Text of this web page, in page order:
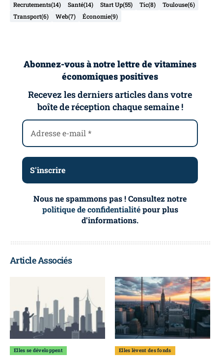
Recrutements(14) Santé(14) Start Up(55) Tic(8) Toulouse(6)
Transport(6) Web(7) Économie(9)
Abonnez-vous à notre lettre de vitamines
économiques positives
Recevez les derniers articles dans votre
boîte de réception chaque semaine !
Nous ne spammons pas ! Consultez notre
politique de confidentialitépour plus
d’informations.
Article Associés
Elles se développent Elles lèvent des fonds